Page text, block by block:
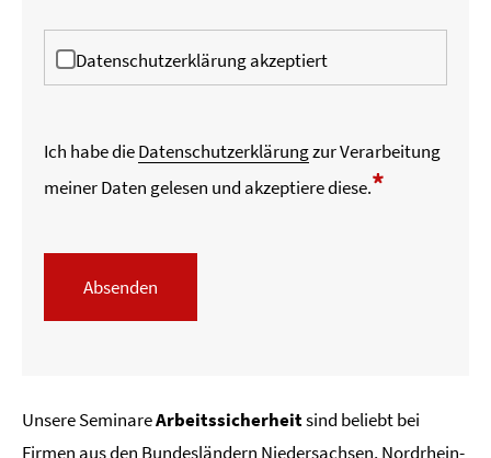
Datenschutzerklärung akzeptiert
Ich habe dieDatenschutzerklärungzur Verarbeitung
meiner Daten gelesen und akzeptiere diese.*
Absenden
Unsere SeminareArbeitssicherheitsind beliebt bei
Firmen aus den Bundesländern Niedersachsen, Nordrhein-